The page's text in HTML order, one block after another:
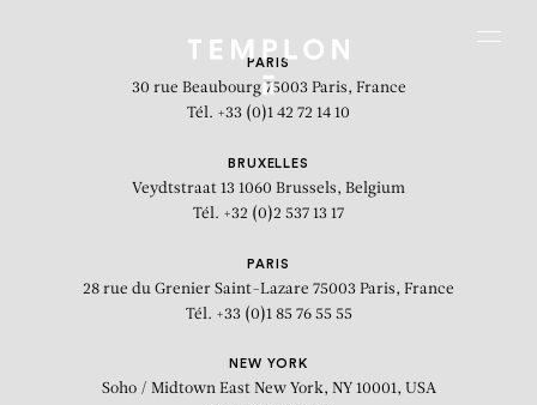
PARIS
30 rue Beaubourg 75003 Paris, France
Tél. +33 (0)1 42 72 14 10
BRUXELLES
Veydtstraat 13 1060 Brussels, Belgium
Tél. +32 (0)2 537 13 17
PARIS
28 rue du Grenier Saint-Lazare 75003 Paris, France
Tél. +33 (0)1 85 76 55 55
NEW YORK
Soho / Midtown East New York, NY 10001, USA